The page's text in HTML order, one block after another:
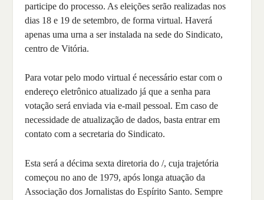
participe do processo. As eleições serão realizadas nos
dias 18 e 19 de setembro, de forma virtual. Haverá
apenas uma urna a ser instalada na sede do Sindicato,
centro de Vitória.
Para votar pelo modo virtual é necessário estar com o
endereço eletrônico atualizado já que a senha para
votação será enviada via e-mail pessoal. Em caso de
necessidade de atualização de dados, basta entrar em
contato com a secretaria do Sindicato.
Esta será a décima sexta diretoria do /, cuja trajetória
começou no ano de 1979, após longa atuação da
Associação dos Jornalistas do Espírito Santo. Sempre